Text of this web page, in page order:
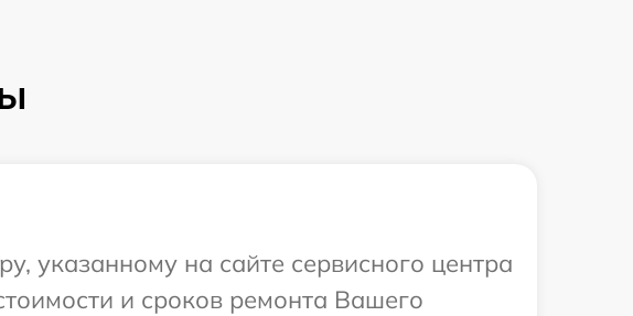
указанному на сайте сервисного центра
и сроков ремонта Вашего